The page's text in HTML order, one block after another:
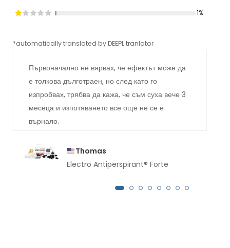
1%
*automatically translated by DEEPL tranlator
Първоначално не вярвах, че ефектът може да
е толкова дълготраен, но след като го
изпробвах, трябва да кажа, че съм суха вече 3
месеца и изпотяването все още не се е
върнало.
Thomas
Electro Antiperspirant® Forte